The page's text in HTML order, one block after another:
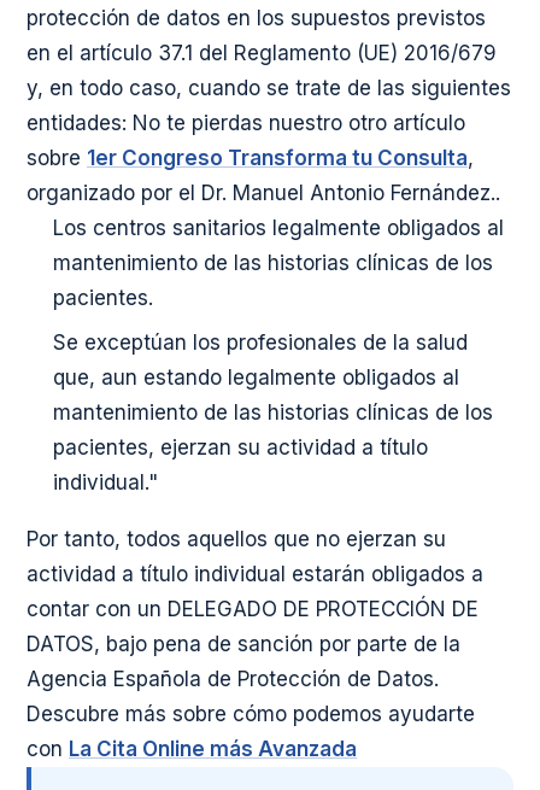
protección de datos en los supuestos previstos
en el artículo 37.1 del Reglamento (UE) 2016/679
y, en todo caso, cuando se trate de las siguientes
entidades: No te pierdas nuestro otro artículo
sobre 1er Congreso Transforma tu Consulta,
organizado por el Dr. Manuel Antonio Fernández..
Los centros sanitarios legalmente obligados al
mantenimiento de las historias clínicas de los
pacientes.
Se exceptúan los profesionales de la salud
que, aun estando legalmente obligados al
mantenimiento de las historias clínicas de los
pacientes, ejerzan su actividad a título
individual."
Por tanto, todos aquellos que no ejerzan su
actividad a título individual estarán obligados a
contar con un DELEGADO DE PROTECCIÓN DE
DATOS, bajo pena de sanción por parte de la
Agencia Española de Protección de Datos.
Descubre más sobre cómo podemos ayudarte
con La Cita Online más Avanzada